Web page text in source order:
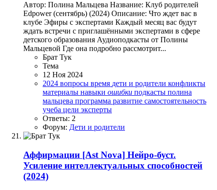
Автор: Полина Мальцева Название: Клуб родителей
Edpower (сентябрь) (2024) Описание: Что ждет вас в
клубе Эфиры с экспертами Каждый месяц вас будут
ждать встречи с приглашёнными экспертами в сфере
детского образования Аудиоподкасты от Полины
Мальцевой Где она подробно рассмотрит...
Брат Тук
Тема
12 Ноя 2024
2024 вопросы время дети и родители конфликты
материалы навыки ошибки подкасты полина
мальцева программа развитие самостоятельность
учеба цели эксперты
Ответы: 2
Форум: Дети и родители
Аффирмации [Ast Nova] Нейро-буст.
Усиление интеллектуальных способностей
(2024)